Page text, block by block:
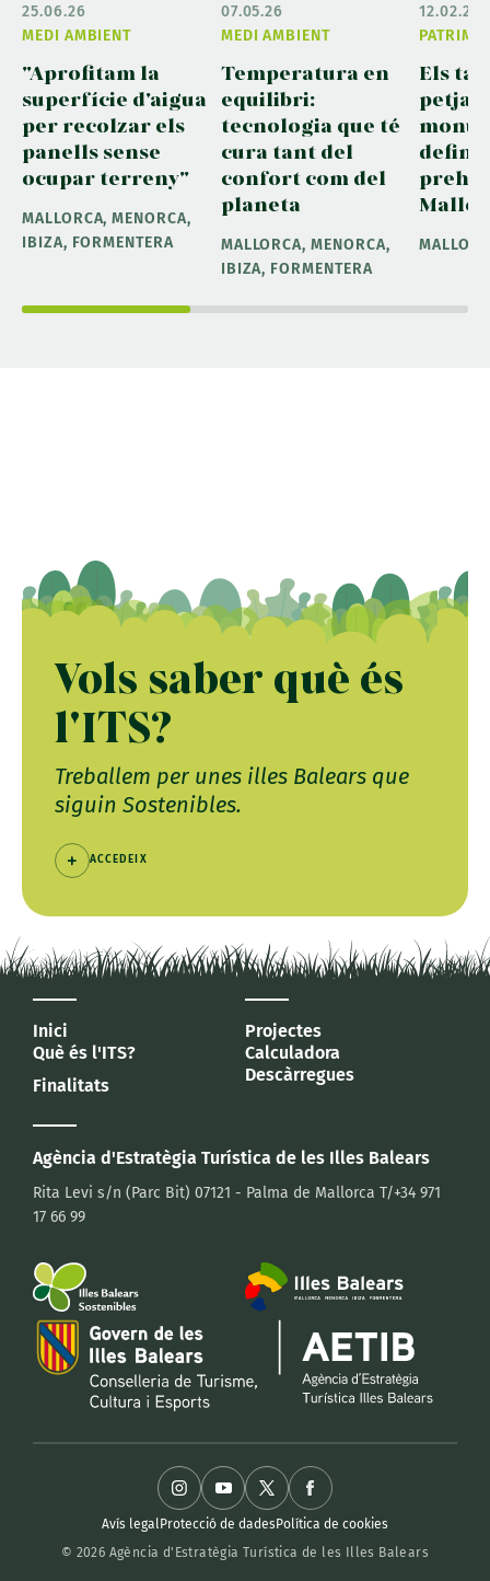
MEDI AMBIENT
25.06.26
"Aprofitam la
superfície d'aigua
per recolzar els
panells sense
ocupar terreny"
MALLORCA, MENORCA,
IBIZA, FORMENTERA
MEDI AMBIENT
07.05.26
Temperatura en
equilibri:
tecnologia que té
cura tant del
confort com del
planeta
MALLORCA, MENORCA,
IBIZA, FORMENTERA
12.02.26
Els
Vols saber què és
l'ITS?
Treballem per unes illes Balears que
siguin Sostenibles.
ACCEDEIX
Agència d'Estratègia Turística de les Illes Balears
Rita Levi s/n (Parc Bit) 07121 - Palma de Mallorca T/+34 971
17 66 99
Inici
Què és l'ITS?
Finalitats
Projectes
Calculadora
Descàrregues
Avís legal Protecció de dadesPolítica de cookies
© 2026 Agència d'Estratègia Turística de les Illes Balears